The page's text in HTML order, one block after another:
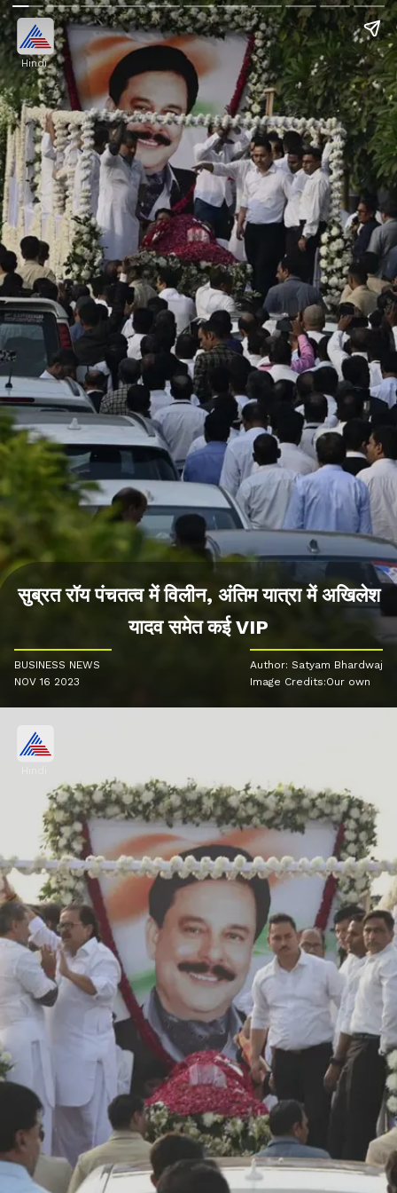
Hindi
सुब्रत रॉय पंचतत्व में विलीन, अंतिम यात्रा में अखिलेश
यादव समेत कई VIP
BUSINESS NEWS
NOV 16 2023
Author: Satyam Bhardwaj
Image Credits:Our own